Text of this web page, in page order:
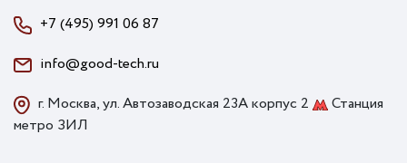
+7 (495) 991 06 87
info@good-tech.ru
г. Москва, ул. Автозаводская 23А корпус 2
Станция
метро ЗИЛ